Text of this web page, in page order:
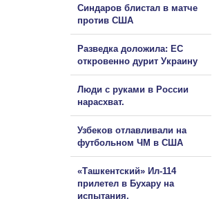
Синдаров блистал в матче
против США
Разведка доложила: ЕС
откровенно дурит Украину
Люди с руками в России
нарасхват.
Узбеков отлавливали на
футбольном ЧМ в США
«Ташкентский» Ил-114
прилетел в Бухару на
испытания.